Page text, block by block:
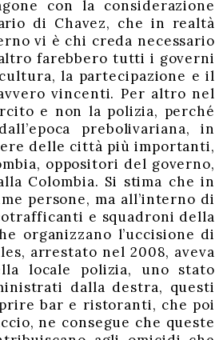
con la considerazione
di Chavez, che in realtà
vi è chi creda necessario
farebbero tutti i governi
la partecipazione e il
vincenti. Per altro nel
e non la polizia, perché
prebolivariana, in
delle città più importanti,
oppositori del governo,
Colombia. Si stima che in
persone, ma all’interno di
e squadroni della
organizzano l’uccisione di
arrestato nel 2008, aveva
locale polizia, uno stato
dalla destra, questi
bar e ristoranti, che poi
ne consegue che queste